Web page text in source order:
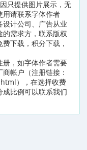
只提供图片展示，无
用请联系字体作者
计公司、广告从业
需求方，联系版权
下载，积分下载，
册，如字体作者需要
帐户（注册链接：
），在选择收费
比例可以联系我们